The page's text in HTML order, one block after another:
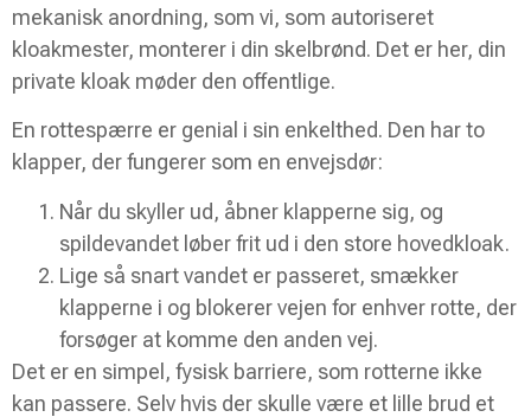
mekanisk anordning, som vi, som autoriseret
kloakmester, monterer i din skelbrønd. Det er her, din
private kloak møder den offentlige.
En rottespærre er genial i sin enkelthed. Den har to
klapper, der fungerer som en envejsdør:
Når du skyller ud, åbner klapperne sig, og
spildevandet løber frit ud i den store hovedkloak.
Lige så snart vandet er passeret, smækker
klapperne i og blokerer vejen for enhver rotte, der
forsøger at komme den anden vej.
Det er en simpel, fysisk barriere, som rotterne ikke
kan passere. Selv hvis der skulle være et lille brud et